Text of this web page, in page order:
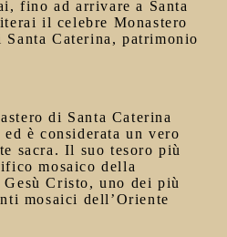
fino ad arrivare a Santa
il celebre Monastero
Santa Caterina, patrimonio
di Santa Caterina
ed è considerata un vero
sacra. Il suo tesoro più
mosaico della
Cristo, uno dei più
mosaici dell’Oriente